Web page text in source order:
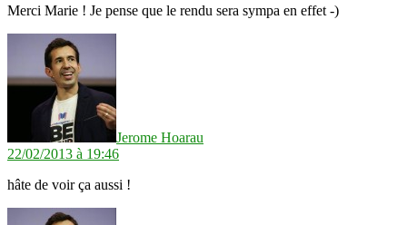
Merci Marie ! Je pense que le rendu sera sympa en effet -)
Jerome Hoarau
22/02/2013 à 19:46
hâte de voir ça aussi !